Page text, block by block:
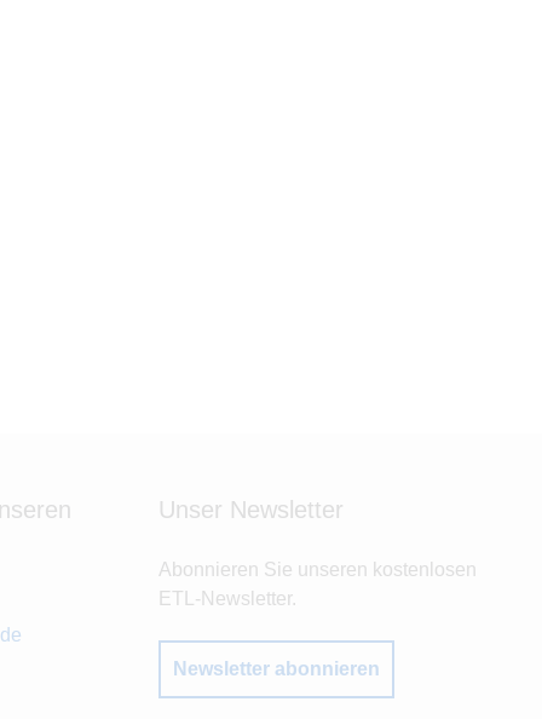
Unser Newsletter
Abonnieren Sie unseren kostenlosen
ETL-Newsletter.
Newsletter abonnieren